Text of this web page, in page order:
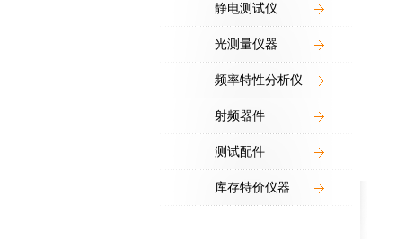
静电测试仪
光测量仪器
频率特性分析仪
射频器件
测试配件
库存特价仪器